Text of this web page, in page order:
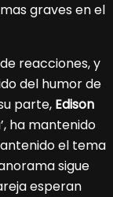
graves en el
reacciones, y
del humor de
parte, Edison
ha mantenido
el tema
sigue
esperan